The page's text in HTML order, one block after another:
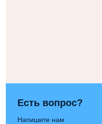
Есть вопрос?
Напишите нам